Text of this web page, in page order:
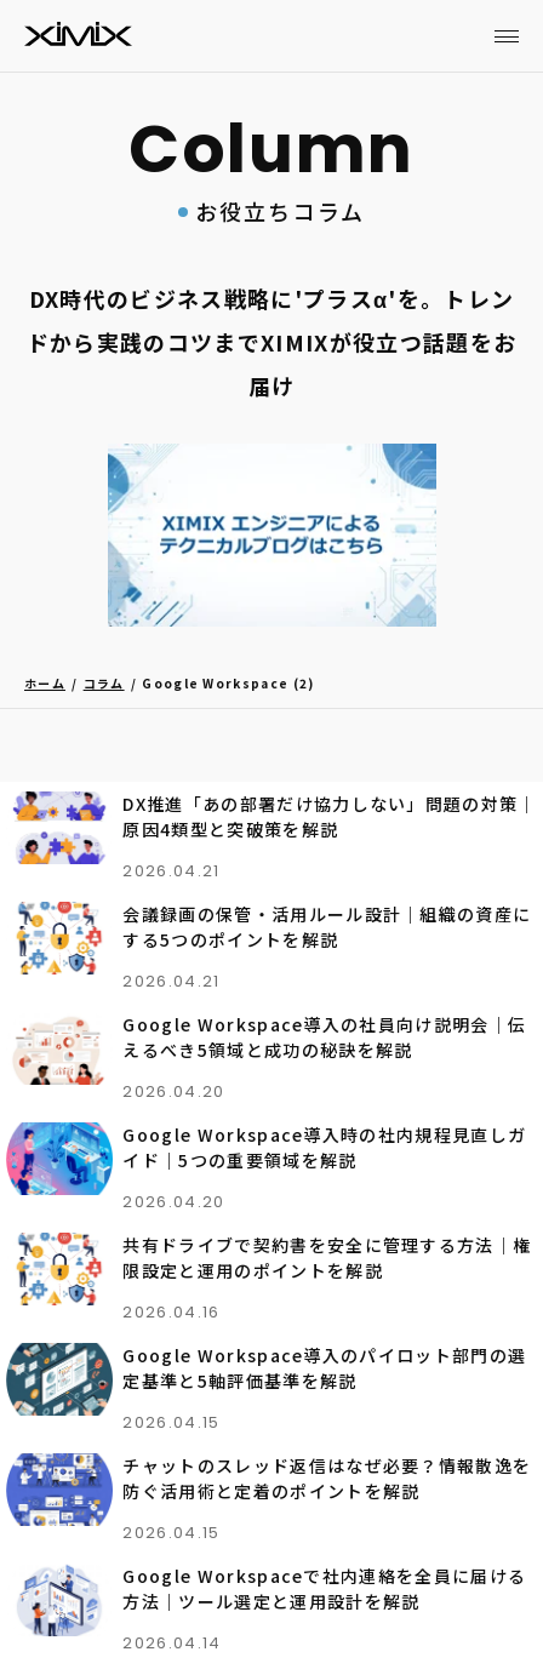
お役立ちコラム
DX時代のビジネス戦略に'プラスα'を。トレン
ドから実践のコツまでXIMIXが役立つ話題をお
届け
ホーム コラム Google Workspace (2)
DX推進「あの部署だけ協力しない」問題の対策｜
原因4類型と突破策を解説
2026.04.21
会議録画の保管・活用ルール設計｜組織の資産に
する5つのポイントを解説
2026.04.21
Google Workspace導入の社員向け説明会｜伝
えるべき5領域と成功の秘訣を解説
2026.04.20
Google Workspace導入時の社内規程見直しガ
イド｜5つの重要領域を解説
2026.04.20
共有ドライブで契約書を安全に管理する方法｜権
限設定と運用のポイントを解説
2026.04.16
Google Workspace導入のパイロット部門の選
定基準と5軸評価基準を解説
2026.04.15
チャットのスレッド返信はなぜ必要？情報散逸を
防ぐ活用術と定着のポイントを解説
2026.04.15
Google Workspaceで社内連絡を全員に届ける
方法｜ツール選定と運用設計を解説
2026.04.14